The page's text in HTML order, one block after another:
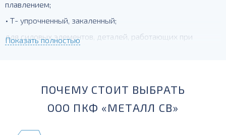
плавлением;
• Т- упрочненный, закаленный;
для силовых элементов, деталей, работающих при
температурах до -230 град.
Показать полностью
ПОЧЕМУ СТОИТ ВЫБРАТЬ
ООО ПКФ «МЕТАЛЛ СВ»